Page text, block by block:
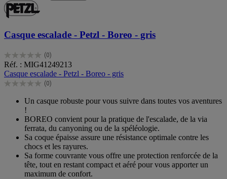
Casque escalade - Petzl - Boreo - gris
(0)
0.0
sur
5
étoiles.
Réf. : MIG41249213
Casque escalade - Petzl - Boreo - gris
(0)
0.0
étoiles.
Un casque robuste pour vous suivre dans toutes vos aventures
!
BOREO convient pour la pratique de l'escalade, de la via
ferrata, du canyoning ou de la spéléologie.
Sa coque épaisse assure une résistance optimale contre les
chocs et les rayures.
Sa forme couvrante vous offre une protection renforcée de la
tête, tout en restant compact et aéré pour vous apporter un
maximum de confort.